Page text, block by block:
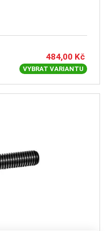
484,00 Kč
VYBRAT VARIANTU